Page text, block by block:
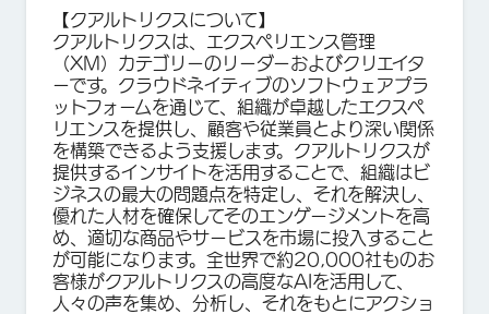
【クアルトリクスについて】
クアルトリクスは、エクスペリエンス管理
（XM）カテゴリーのリーダーおよびクリエイタ
ーです。クラウドネイティブのソフトウェアプラ
ットフォームを通じて、組織が卓越したエクスペ
リエンスを提供し、顧客や従業員とより深い関係
を構築できるよう支援します。クアルトリクスが
提供するインサイトを活用することで、組織はビ
ジネスの最大の問題点を特定し、それを解決し、
優れた人材を確保してそのエンゲージメントを高
め、適切な商品やサービスを市場に投入すること
が可能になります。全世界で約20,000社ものお
客様がクアルトリクスの高度なAIを活用して、
人々の声を集め、分析し、それをもとにアクショ